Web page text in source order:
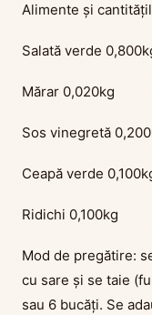
Alimente și
Salată verde
Mărar 0,020kg
Sos vinegretă
Ceapă verde
Ridichi 0,100kg
Mod de pregătire:
cu sare și se taie
sau 6 bucăți. Se